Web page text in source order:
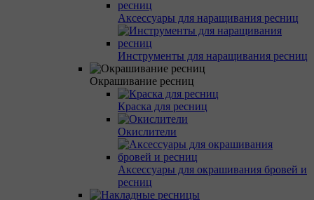
Аксессуары для наращивания ресниц
Инструменты для наращивания ресниц
Окрашивание ресниц
Краска для ресниц
Окислители
Аксессуары для окрашивания бровей и
ресниц